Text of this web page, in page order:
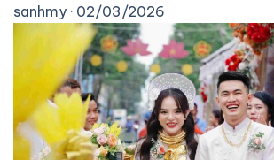
sanhmy · 02/03/2026